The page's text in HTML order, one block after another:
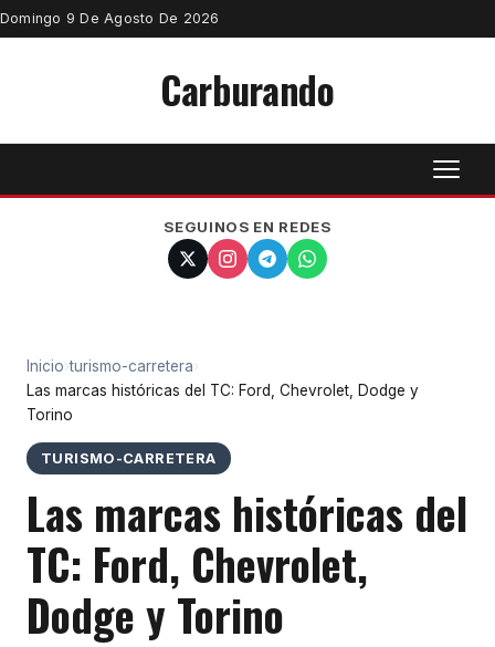
Domingo 9 De Agosto De 2026
Carburando
SEGUINOS EN REDES
Inicio›turismo-carretera›
Las marcas históricas del TC: Ford, Chevrolet, Dodge y
Torino
TURISMO-CARRETERA
Las marcas históricas del
TC: Ford, Chevrolet,
Dodge y Torino